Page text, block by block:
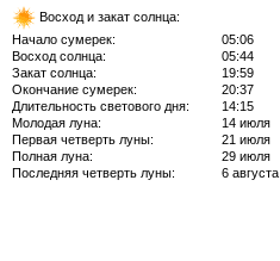
Восход и закат солнца:
Начало сумерек:
05:06
Восход солнца:
05:44
Закат солнца:
19:59
Окончание сумерек:
20:37
Длительность светового дня:
14:15
Молодая луна:
14 июля
Первая четверть луны:
21 июля
Полная луна:
29 июля
Последняя четверть луны:
6 августа